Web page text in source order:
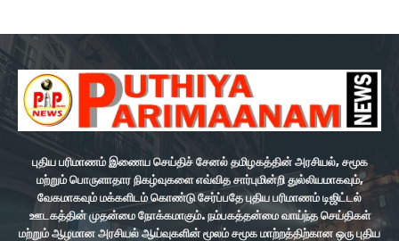
புதிய பரிமாணம் இணைய செய்திச் சேனல் தமிழகத்தின் அரசியல், சமூக
மற்றும் பொருளாதார நிகழ்வுகளை எவ்வித சார்புமின்றி துல்லியமாகவும்,
வேகமாகவும் மக்களிடம் கொண்டு சேர்ப்பதே புதிய பரிமாணம் டிஜிட்டல்
ஊடகத்தின் முதன்மை நோக்கமாகும். நம்பகத்தன்மை வாய்ந்த செய்திகள்
மற்றும் ஆழமான அரசியல் ஆய்வுகளின் மூலம் சமூக மாற்றத்திற்கான ஒரு புதிய